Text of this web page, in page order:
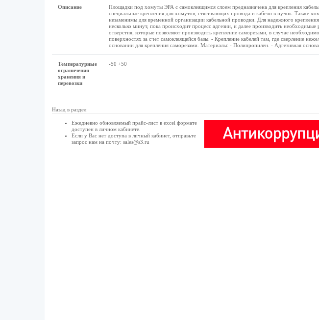
Описание
Площадки под хомуты ЭРА с самоклеящимся слоем предназначена для крепления
специальные крепления для хомутов, стягивающих провода и кабели в пучок. Также
незаменимы для временной организации кабельной проводки. Для надежного
несколько минут, пока происходит процесс адгезии, и далее производить
отверстия, которые позволяют производить крепление саморезами, в случае
поверхностях за счет самоклеящейся базы. - Крепление кабелей там, где сверление
основании для крепления саморезами. Материалы: - Полипропилен. - Адгезивная
Температурные
ограничения
хранения и
перевозки
-50 +50
Назад в раздел
Ежедневно обновляемый прайс-лист в excel формате
доступен в личном кабинете.
Если у Вас нет доступа в личный кабинет, отправьте
запрос нам на почту: sales@s3.ru